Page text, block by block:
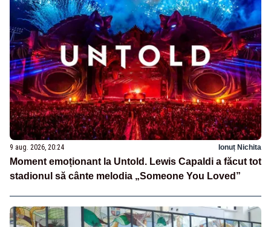
9 aug. 2026, 20:24 Ionuț Nichita
Moment emoționant la Untold. Lewis Capaldi a făcut tot
stadionul să cânte melodia „Someone You Loved”